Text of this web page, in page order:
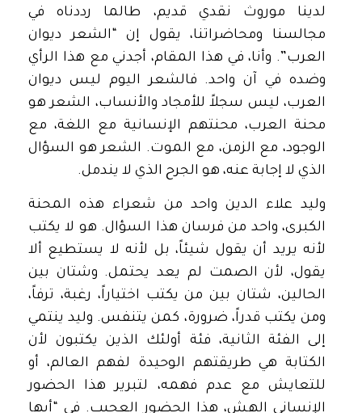
لدينا موروث نقدي قديم، طالما رددناه في
مجالسنا ومحاضراتنا، يقول إن “الشعر ديوان
العرب”. وأنا، في هذا المقام، أجدني مع هذا الرأي
وضده في آن واحد. فالشعر اليوم ليس ديوان
العرب، ليس سجلاً للأمجاد والأنساب، الشعر هو
محنة العرب، محنتهم الإنسانية مع اللغة، مع
الوجود، مع الزمن، مع الموت. الشعر هو السؤال
الذي لا إجابة عنه، هو الجرح الذي لا يندمل.
وليد علاء الدين واحد من شعراء هذه المحنة
الكبرى، واحد من فرسان هذا السؤال. هو لا يكتب
لأنه يريد أن يقول شيئاً، بل لأنه لا يستطيع ألا
يقول، لأن الصمت لم يعد يحتمل. وشتان بين
الحالين، شتان بين من يكتب اختياراً، رغبة، ترفاً،
ومن يكتب قدراً، ضرورة، كمن يتنفس. وليد ينتمي
إلى الفئة الثانية، فئة أولئك الذين يكتبون لأن
الكتابة هي طريقتهم الوحيدة لفهم العالم، أو
للتعايش مع عدم فهمه، لتبرير هذا الحضور
الإنساني الهش، هذا الحضور العجيب. في “أيها